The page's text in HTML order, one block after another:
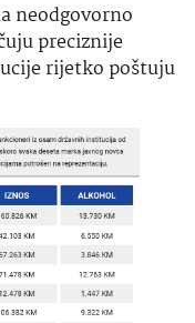
neodgovorno
preciznije
rijetko poštuju